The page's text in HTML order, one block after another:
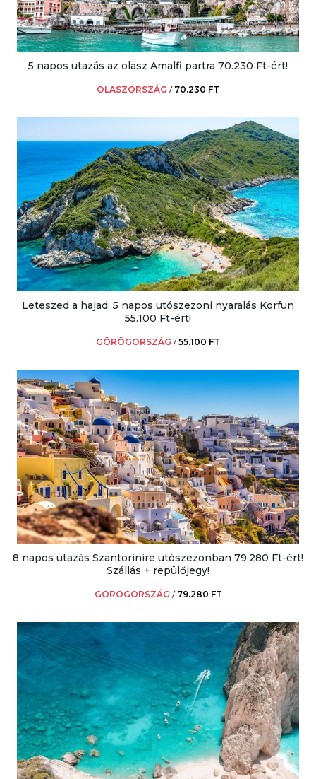
5 napos utazás az olasz Amalfi partra 70.230 Ft-ért!
OLASZORSZÁG / 70.230 FT
Leteszed a hajad: 5 napos utószezoni nyaralás Korfun
55.100 Ft-ért!
GÖRÖGORSZÁG /55.100 FT
8 napos utazás Szantorinire utószezonban 79.280 Ft-ért!
Szállás + repülőjegy!
GÖRÖGORSZÁG / 79.280 FT